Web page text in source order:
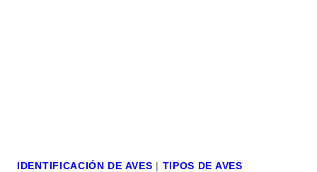
IDENTIFICACIÓN DE AVES | TIPOS DE AVES